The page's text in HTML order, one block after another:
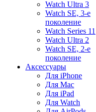
Watch Ultra 3
Watch SE, 3-е
поколение
Watch Series 11
Watch Ultra 2
Watch SE, 2-е
поколение
Аксессуары
Для iPhone
Для Mac
Для iPad
Для Watch